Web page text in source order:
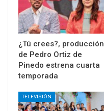
¿Tú crees?, producción
de Pedro Ortiz de
Pinedo estrena cuarta
temporada
TELEVISIÓN